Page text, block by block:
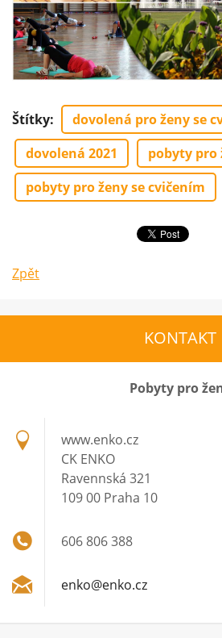
Štítky:
dovolená pro ženy se
dovolená 2021
pobyty pro
pobyty pro ženy se cvičením
Zpět
KONTAKT
Pobyty pro
www.enko.cz
CK ENKO
Ravennská 321
109 00 Praha 10
606 806 388
enko@enko.cz